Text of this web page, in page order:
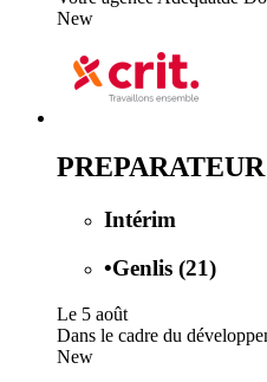
New
Intérim
•Genlis (21)
Le 5 août
Dans le cadre du
New